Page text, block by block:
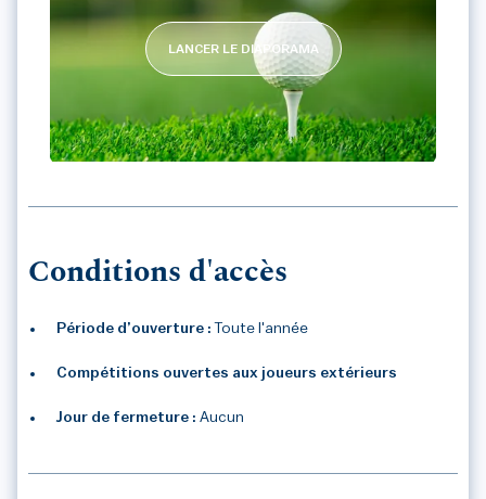
LANCER LE DIAPORAMA
Conditions d'accès
Période d’ouverture : Toute l'année
Compétitions ouvertes aux joueurs extérieurs
Jour de fermeture : Aucun